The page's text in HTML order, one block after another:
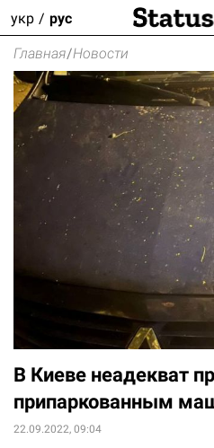
укр рус
Главная/Новости
В Киеве неадекват
припаркованным
22.09.2022, 09:04